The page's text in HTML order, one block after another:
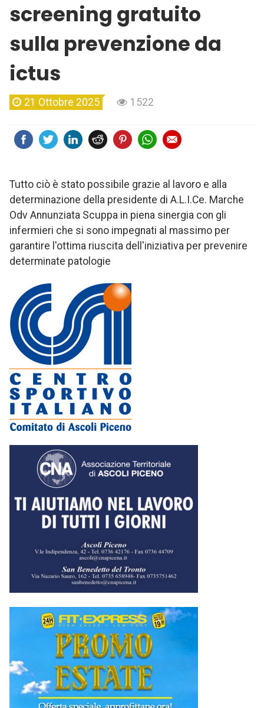
screening gratuito
sulla prevenzione da
ictus
21 Ottobre 2025 1522
Tutto ciò è stato possibile grazie al lavoro e alla
determinazione della presidente di A.L.I.Ce. Marche
Odv Annunziata Scuppa in piena sinergia con gli
infermieri che si sono impegnati al massimo per
garantire l'ottima riuscita dell'iniziativa per prevenire
determinate patologie